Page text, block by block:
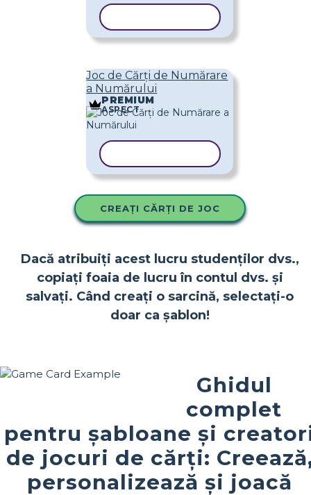
Joc de Cărți de Numărare
a Numărului
PREMIUM
ASPECT
CREAȚI CĂRȚI DE JOC
Dacă atribuiți acest lucru studenților dvs.,
copiați foaia de lucru în contul dvs. și
salvați. Când creați o sarcină, selectați-o
doar ca șablon!
Ghidul
complet
pentru șabloane și
de jocuri de cărți:
personalizează și joacă